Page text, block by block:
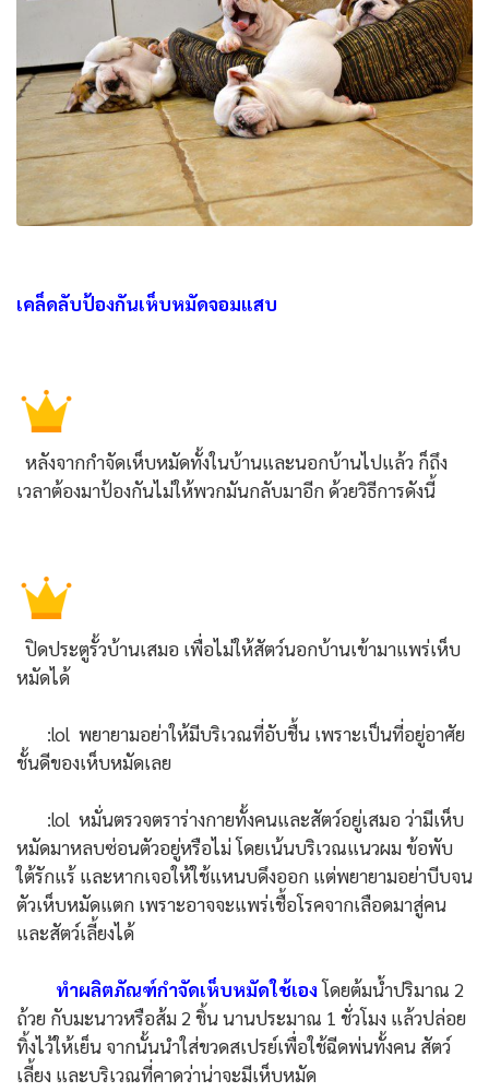
เคล็ดลับป้องกันเห็บหมัดจอมแสบ
หลังจากกำจัดเห็บหมัดทั้งในบ้านและนอกบ้านไปแล้ว ก็ถึง
เวลาต้องมาป้องกันไม่ให้พวกมันกลับมาอีก ด้วยวิธีการดังนี้
ปิดประตูรั้วบ้านเสมอ เพื่อไม่ให้สัตว์นอกบ้านเข้ามาแพร่เห็บ
หมัดได้
:lol พยายามอย่าให้มีบริเวณที่อับชื้น เพราะเป็นที่อยู่อาศัย
ชั้นดีของเห็บหมัดเลย
:lol หมั่นตรวจตราร่างกายทั้งคนและสัตว์อยู่เสมอ ว่ามีเห็บ
หมัดมาหลบซ่อนตัวอยู่หรือไม่ โดยเน้นบริเวณแนวผม ข้อพับ
ใต้รักแร้ และหากเจอให้ใช้แหนบดึงออก แต่พยายามอย่าบีบจน
ตัวเห็บหมัดแตก เพราะอาจจะแพร่เชื้อโรคจากเลือดมาสู่คน
และสัตว์เลี้ยงได้
ทำผลิตภัณฑ์กำจัดเห็บหมัดใช้เองโดยต้มน้ำปริมาณ 2
ถ้วย กับมะนาวหรือส้ม 2 ชิ้น นานประมาณ 1 ชั่วโมง แล้วปล่อย
ทิ้งไว้ให้เย็น จากนั้นนำใส่ขวดสเปรย์เพื่อใช้ฉีดพ่นทั้งคน สัตว์
เลี้ยง และบริเวณที่คาดว่าน่าจะมีเห็บหมัด